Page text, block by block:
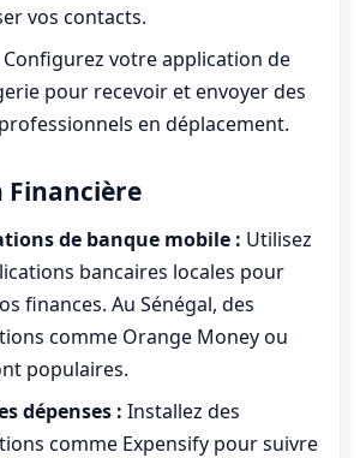
vos contacts.
Configurez votre application de
pour recevoir et envoyer des
en déplacement.
Financière
de banque mobile : Utilisez
bancaires locales pour
finances. Au Sénégal, des
comme Orange Money ou
populaires.
dépenses : Installez des
comme Expensify pour suivre